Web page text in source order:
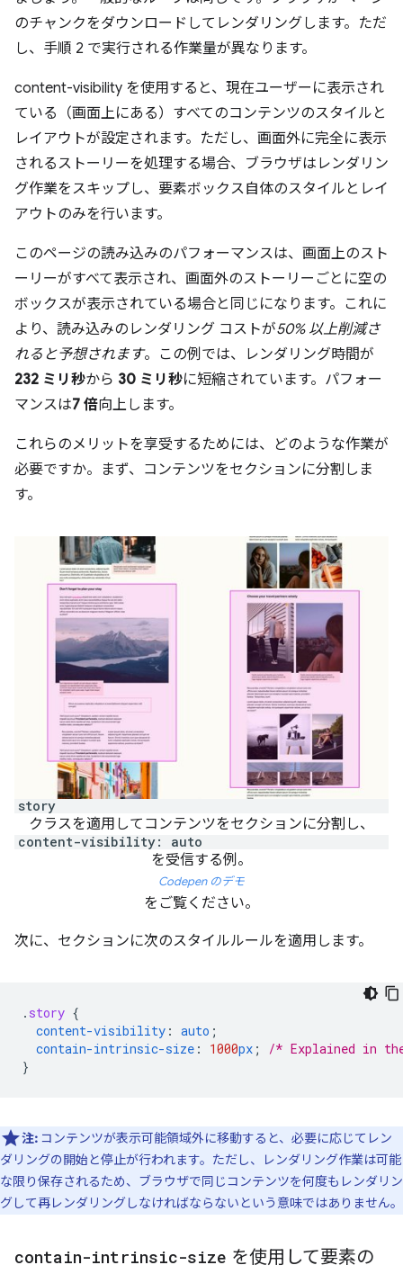
のチャンクをダウンロードしてレンダリングします。ただ
し、手順 2 で実行される作業量が異なります。
content-visibility を使用すると、現在ユーザーに表示され
ている（画面上にある）すべてのコンテンツのスタイルと
レイアウトが設定されます。ただし、画面外に完全に表示
されるストーリーを処理する場合、ブラウザはレンダリン
グ作業をスキップし、要素ボックス自体のスタイルとレイ
アウトのみを行います。
このページの読み込みのパフォーマンスは、画面上のスト
ーリーがすべて表示され、画面外のストーリーごとに空の
ボックスが表示されている場合と同じになります。これに
より、読み込みのレンダリング コストが50% 以上削減さ
れると予想されます。この例では、レンダリング時間が
232 ミリ秒から 30 ミリ秒に短縮されています。パフォー
マンスは7 倍向上します。
これらのメリットを享受するためには、どのような作業が
必要ですか。まず、コンテンツをセクションに分割しま
す。
story
クラスを適用してコンテンツをセクションに分割し、
content-visibility: auto
を受信する例。
Codepen のデモ
をご覧ください。
次に、セクションに次のスタイルルールを適用します。
. story {
content-visibility : auto ;
contain-intrinsic-size : 1000px ;
/* Explained in
}
注: コンテンツが表示可能領域外に移動すると、必要に応じてレン
ダリングの開始と停止が行われます。ただし、レンダリング作業は可能
な限り保存されるため、ブラウザで同じコンテンツを何度もレンダリン
グして再レンダリングしなければならないという意味ではありません。
contain-intrinsic-size を使用して要素の